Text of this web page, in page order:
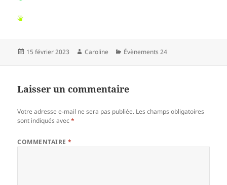
Publié
15 février 2023 Auteur
Caroline Catégories
Évènements 24
Laisser un commentaire
Votre adresse e-mail ne sera pas publiée. Les champs obligatoires
sont indiqués avec*
COMMENTAIRE*